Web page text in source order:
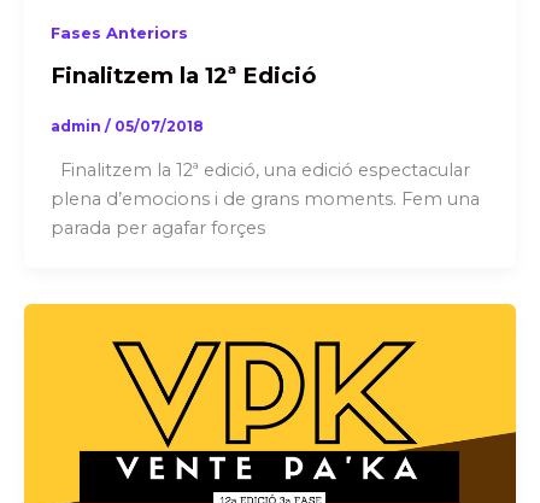
Fases Anteriors
Finalitzem la 12ª Edició
admin / 05/07/2018
Finalitzem la 12ª edició, una edició espectacular
plena d’emocions i de grans moments. Fem una
parada per agafar forçes